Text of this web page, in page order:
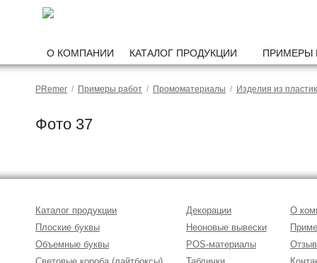
О КОМПАНИИ КАТАЛОГ ПРОДУКЦИИ ПРИМЕРЫ
PRemer / Примеры работ / Промоматериалы / Изделия из
Фото 37
Каталог продукции
Плоские буквы
Объемные буквы
Декорации
Неоновые вывески
POS-материалы
О